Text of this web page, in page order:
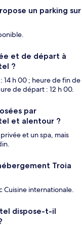
un parking sur
et de départ à
?
h 00 ; heure de fin de
de départ : 12 h 00.
par
et alentour ?
et un spa, mais
Troia
Cuisine internationale.
dispose-t-il